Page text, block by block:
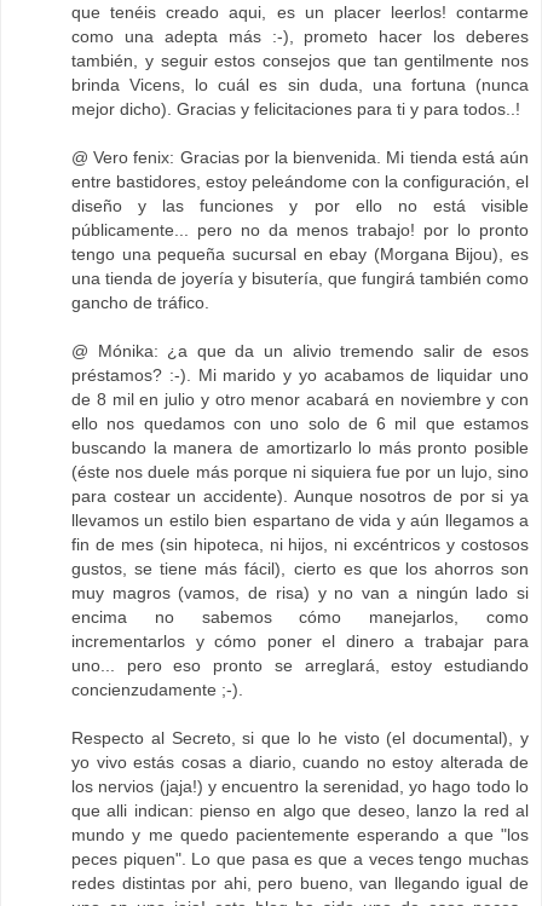
que tenéis creado aqui, es un placer leerlos! contarme
como una adepta más :-), prometo hacer los deberes
también, y seguir estos consejos que tan gentilmente nos
brinda Vicens, lo cuál es sin duda, una fortuna (nunca
mejor dicho). Gracias y felicitaciones para ti y para todos..!
@ Vero fenix: Gracias por la bienvenida. Mi tienda está aún
entre bastidores, estoy peleándome con la configuración, el
diseño y las funciones y por ello no está visible
públicamente... pero no da menos trabajo! por lo pronto
tengo una pequeña sucursal en ebay (Morgana Bijou), es
una tienda de joyería y bisutería, que fungirá también como
gancho de tráfico.
@ Mónika: ¿a que da un alivio tremendo salir de esos
préstamos? :-). Mi marido y yo acabamos de liquidar uno
de 8 mil en julio y otro menor acabará en noviembre y con
ello nos quedamos con uno solo de 6 mil que estamos
buscando la manera de amortizarlo lo más pronto posible
(éste nos duele más porque ni siquiera fue por un lujo, sino
para costear un accidente). Aunque nosotros de por si ya
llevamos un estilo bien espartano de vida y aún llegamos a
fin de mes (sin hipoteca, ni hijos, ni excéntricos y costosos
gustos, se tiene más fácil), cierto es que los ahorros son
muy magros (vamos, de risa) y no van a ningún lado si
encima no sabemos cómo manejarlos, como
incrementarlos y cómo poner el dinero a trabajar para
uno... pero eso pronto se arreglará, estoy estudiando
concienzudamente ;-).
Respecto al Secreto, si que lo he visto (el documental), y
yo vivo estás cosas a diario, cuando no estoy alterada de
los nervios (jaja!) y encuentro la serenidad, yo hago todo lo
que alli indican: pienso en algo que deseo, lanzo la red al
mundo y me quedo pacientemente esperando a que "los
peces piquen". Lo que pasa es que a veces tengo muchas
redes distintas por ahi, pero bueno, van llegando igual de